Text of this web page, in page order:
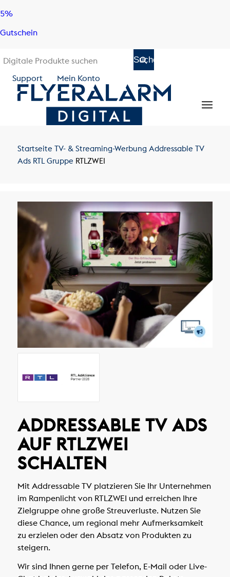
Skip
content
Skip
navigation
5%
Gutschein
Support Mein Konto
Startseite TV- & Streaming-Werbung Addressable TV
Ads RTL Gruppe RTLZWEI
ADDRESSABLE TV ADS
AUF RTLZWEI
SCHALTEN
Mit Addressable TV platzieren Sie Ihr Unternehmen
im Rampenlicht von RTLZWEI und erreichen Ihre
Zielgruppe ohne große Streuverluste. Nutzen Sie
diese Chance, um regional mehr Aufmerksamkeit
zu erzielen oder den Absatz von Produkten zu
steigern.
Wir sind Ihnen gerne per Telefon, E-Mail oder Live-